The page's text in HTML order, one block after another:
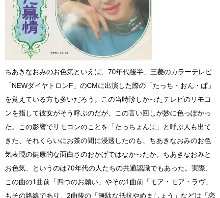
ちあきなおみのお色気といえば、70年代後半、三菱のカラーテレビ
「NEWダイヤトロンF」のCMに出演した際の「たっち・おん・ぱ」
を覚えている方も多いだろう。この当時珍しかったテレビのリモコ
ンを指して彼女がそう呼ぶのだが、この言い回しが妙に色っぽかっ
た。この影響でリモコンのことを「たっちょんぱ」と呼ぶ人も出て
きた、それくらいにお茶の間に浸透したのも、ちあきなおみのお色
気表現の健康的な面白さのおかげではなかったか。ちあきなおみと
お色気、というのは70年代の人たちの共通認識でもあった。実際、
この曲の1曲前「四つのお願い」やその1曲前「モア・モア・ラヴ」
もその路線であり、2曲後の「無駄な抵抗やめましょう」などは「恋